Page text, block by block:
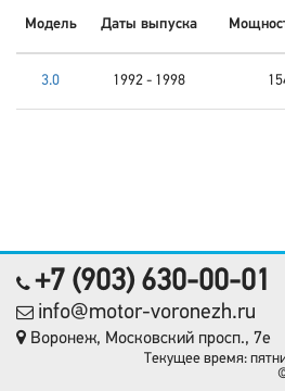
Модель Даты выпуска
3.0 1992 - 1998
+7 (903) 630-00-01
info@motor-voronezh.ru
Воронеж, Московский просп., 7е
Текущее время: